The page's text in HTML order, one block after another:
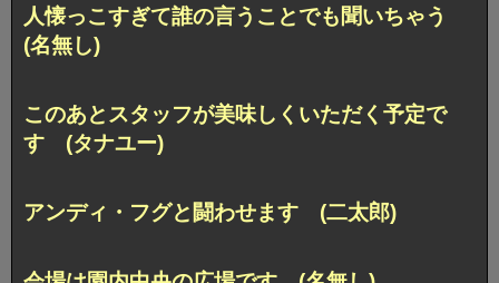
人懐っこすぎて誰の言うことでも聞いちゃう
(名無し)
このあとスタッフが美味しくいただく予定で
す (タナユー)
アンディ・フグと闘わせます (二太郎)